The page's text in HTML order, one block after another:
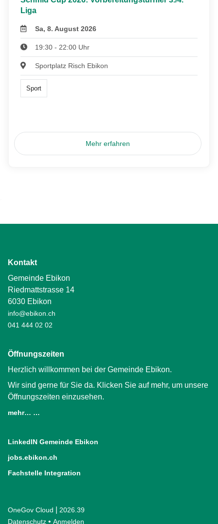
Liga
Sa, 8. August 2026
19:30 - 22:00 Uhr
Sportplatz Risch Ebikon
Sport
Mehr erfahren
Kontakt
Gemeinde Ebikon
Riedmattstrasse 14
6030 Ebikon
info@ebikon.ch
041 444 02 02
Öffnungszeiten
Herzlich willkommen bei der Gemeinde Ebikon.
Wir sind gerne für Sie da. Klicken Sie auf mehr, um unsere
Öffnungszeiten einzusehen.
mehr… …
LinkedIN Gemeinde Ebikon
jobs.ebikon.ch
Fachstelle Integration
OneGov Cloud (External Link)
2026.39
Datenschutz (External Link)
Anmelden